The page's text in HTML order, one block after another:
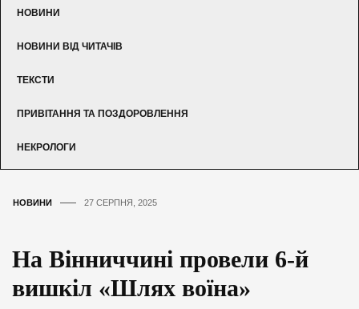
НОВИНИ
НОВИНИ ВІД ЧИТАЧІВ
ТЕКСТИ
ПРИВІТАННЯ ТА ПОЗДОРОВЛЕННЯ
НЕКРОЛОГИ
НОВИНИ 27 СЕРПНЯ, 2025
На Вінниччині провели 6-й
вишкіл «Шлях воїна»